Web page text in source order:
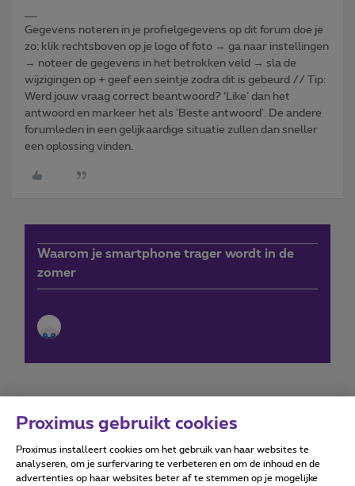
Gegevens noteren in je profielgegevens op dit forum doe je
zo: klik rechtsboven op je logo of foto → ga naar instellingen
→ noteer de gegevens in het betrokken veld → sla de
wijzigingen op + geef een seintje zodra dit is gebeurd // Tip:
Werd jouw vraag correct beantwoord? ‘Like’ dan het
antwoord en markeer het als 'Beste antwoord'. De andere
forumleden in een gelijkaardige situatie zullen dan sneller
een oplossing vinden.
Waarom je smartphone trager wordt in de
zomer
Forumvoorwaarden Accessibility statement
Proximus gebruikt cookies
Proximus installeert cookies om het gebruik van haar websites te
analyseren, om je surfervaring te verbeteren en om de inhoud en de
advertenties op haar websites beter af te stemmen op je mogelijke